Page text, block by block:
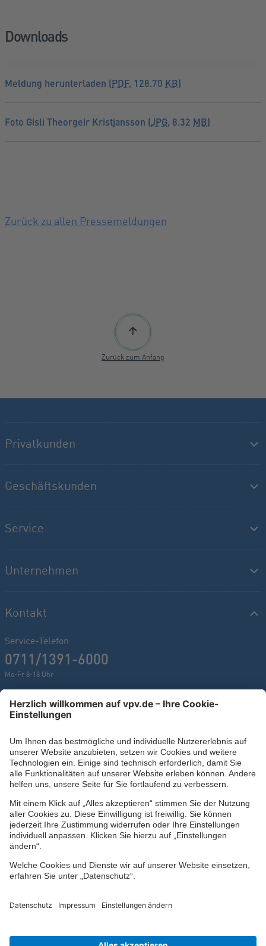
Downloads
Meldung herunterladen (PDF, 128.70 KB)
Foto Gisli Theorgeir Kristjansson (JPG, 8.32 MB)
Zurück zu allen Pressemeldungen
Zurück zum Anfang
Privatkunden
Geschäftskunden
Service
Unternehmen
Kontakt
Service-Telefon
0711/1391-6000
Mo-Fr 8-18 Uhr
Kontaktformular
Impressum
Cookie-Einstellungen